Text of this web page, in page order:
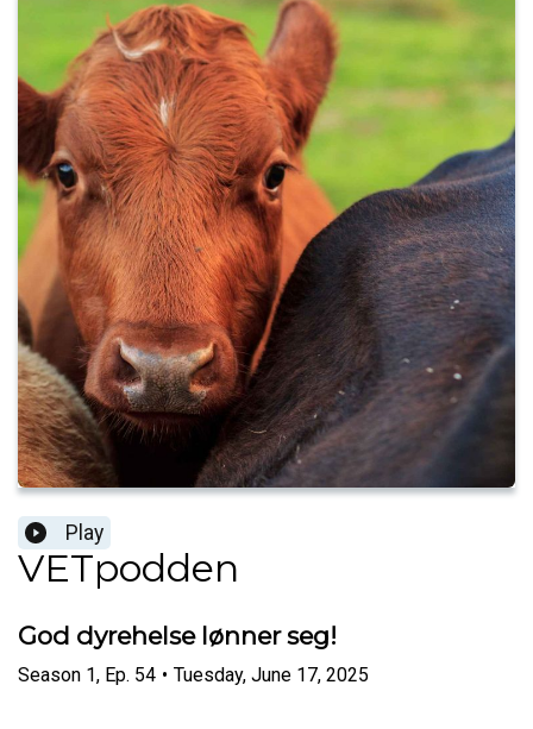
Play
VETpodden
God dyrehelse lønner seg!
Season 1, Ep. 54 • Tuesday, June 17, 2025